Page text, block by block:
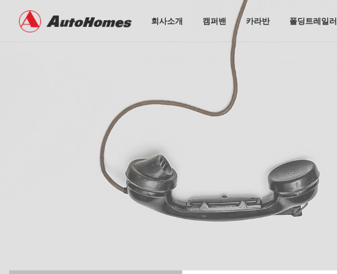
회사소개 캠퍼밴 카라반 폴딩트레일러